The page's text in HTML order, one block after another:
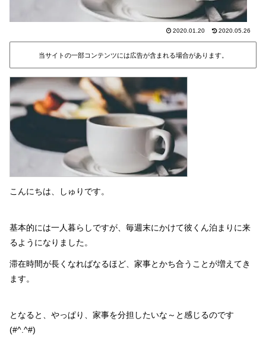
2020.01.20 2020.05.26
当サイトの一部コンテンツには広告が含まれる場合があります。
こんにちは、しゅりです。
基本的には一人暮らしですが、毎週末にかけて彼くん泊まりに来
るようになりました。
滞在時間が長くなればなるほど、家事とかち合うことが増えてき
ます。
となると、やっぱり、家事を分担したいな～と感じるのです
(#^.^#)